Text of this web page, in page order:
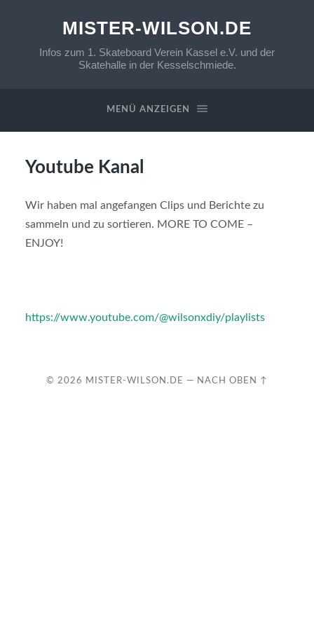
MISTER-WILSON.DE
Infos zum 1. Skateboard Verein Kassel e.V. und der
Skatehalle in der Kesselschmiede.
MENÜ ANZEIGEN
Youtube Kanal
Wir haben mal angefangen Clips und Berichte zu
sammeln und zu sortieren. MORE TO COME –
ENJOY!
https://www.youtube.com/@wilsonxdiy/playlists
© 2026 MISTER-WILSON.DE — NACH OBEN ↑